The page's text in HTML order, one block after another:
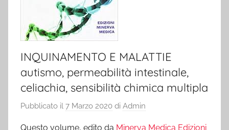
INQUINAMENTO E MALATTIE
autismo, permeabilità intestinale,
celiachia, sensibilità chimica multipla
Pubblicato il 7 Marzo 2020 di Admin
Questo volume, edito da Minerva Medica Edizioni